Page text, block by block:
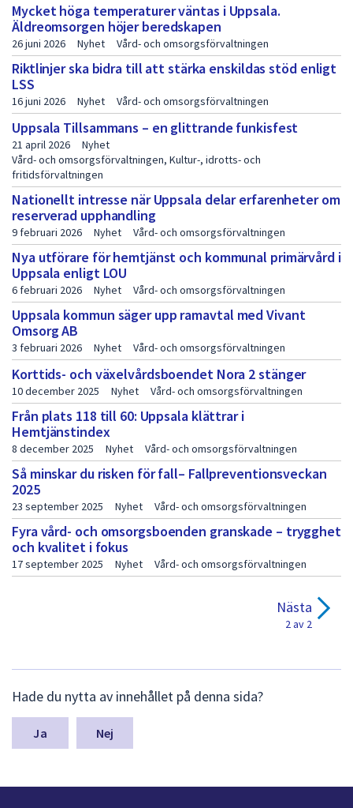
s
t
a
m
e
d
p
u
b
l
i
k
a
t
i
o
n
e
r
s
i
d
a
Mycket höga temperaturer väntas i Uppsala.
Äldreomsorgen höjer beredskapen
26 juni 2026 Nyhet Vård- och omsorgsförvaltningen
Riktlinjer ska bidra till att stärka enskildas stöd enligt
LSS
16 juni 2026 Nyhet Vård- och omsorgsförvaltningen
Uppsala Tillsammans – en glittrande funkisfest
21 april 2026
Nyhet
Vård- och omsorgsförvaltningen, Kultur-, idrotts- och
fritidsförvaltningen
Nationellt intresse när Uppsala delar erfarenheter om
reserverad upphandling
9 februari 2026 Nyhet Vård- och omsorgsförvaltningen
Nya utförare för hemtjänst och kommunal primärvård i
Uppsala enligt LOU
6 februari 2026 Nyhet Vård- och omsorgsförvaltningen
Uppsala kommun säger upp ramavtal med Vivant
Omsorg AB
3 februari 2026 Nyhet Vård- och omsorgsförvaltningen
Korttids- och växelvårdsboendet Nora 2 stänger
10 december 2025 Nyhet Vård- och omsorgsförvaltningen
Från plats 118 till 60: Uppsala klättrar i
Hemtjänstindex
8 december 2025 Nyhet Vård- och omsorgsförvaltningen
Så minskar du risken för fall– Fallpreventionsveckan
2025
23 september 2025 Nyhet Vård- och omsorgsförvaltningen
Fyra vård- och omsorgsboenden granskade – trygghet
och kvalitet i fokus
17 september 2025 Nyhet Vård- och omsorgsförvaltningen
Nästa
2 av 2
ä
m
a
y
Hade du nytta av innehållet på denna sida?
Nej